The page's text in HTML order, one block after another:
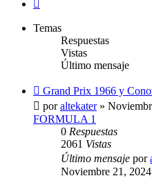
Temas
Respuestas
Vistas
Último mensaje
Nuevo
mensaje
Grand Prix 1966 y
poraltekater»
FORMULA 1
0 Respuestas
2061 Vistas
Último mensaje por
Noviembre 21,